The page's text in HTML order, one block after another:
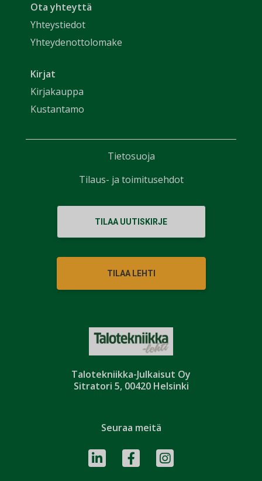
Talotekniikka-Julkaisut Oy
Sitratori 5, 00420 Helsinki
Ota yhteyttä
Yhteystiedot
Yhteydenottolomake
Kirjat
Kirjakauppa
Kustantamo
TILAA UUTISKIRJE
TILAA LEHTI
Seuraa meitä
Tietosuoja
Tilaus- ja toimitusehdot